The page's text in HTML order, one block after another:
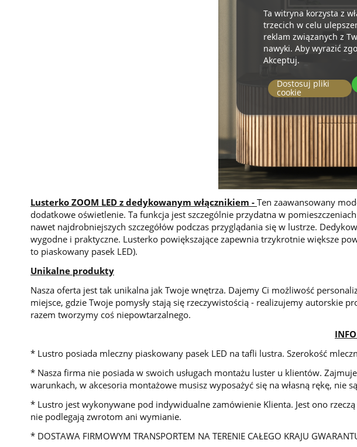
Lusterko ZOOM LED z dedykowanym włącznikiem - Ten zaawansowany
dodatkowe oświetlenie. Ta funkcja jest szczególnie przydatna w
nawet najdrobniejszych szczegółów podczas przyglądania się w lustrze.
wygodne i praktyczne. Lusterko powiększające zapewnia trzykrotnie większe
to piaskowany pasek LED).
Unikalne produkty
Nasza oferta jest tak unikalna jak Twoje wnętrza. Dajemy Ci możliwość
miejsce, gdzie Twoje pomysły stają się rzeczywistością - realizujemy autorskie
razem tworzymy coś niepowtarzalnego.
* Lustro posiada mleczny piaskowany pasek LED na tafli lustra. Szerokość
* Nasza firma nie posiada w swoich usługach montażu luster u klientów.
warunkach, w akcesoria montażowe musisz wyposażyć się na własną rękę, nie
* Lustro jest wykonywane pod indywidualne zamówienie Klienta. Jest ono
nie podlegają zwrotom ani wymianie.
* DOSTAWA FIRMOWYM TRANSPORTEM NA TERENIE CAŁEGO KRAJU
Ta witryna korzysta z
trzecich w celu
reklam związanych z
nawyki. Aby wyrazić
Akceptuj.
Dostosuj pliki
cookie